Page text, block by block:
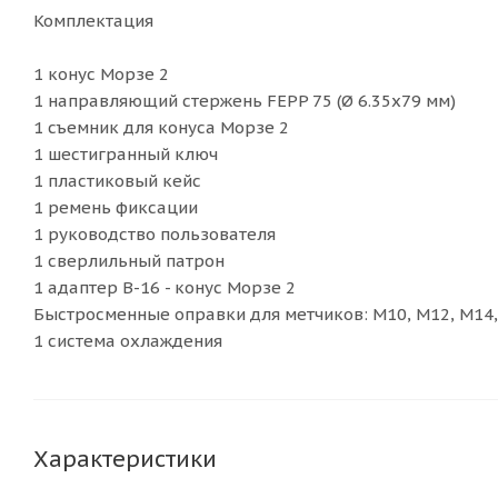
Комплектация
1 конус Морзе 2
1 направляющий стержень FEPP 75 (Ø 6.35x79 мм)
1 съемник для конуса Морзе 2
1 шестигранный ключ
1 пластиковый кейс
1 ремень фиксации
1 руководство пользователя
1 сверлильный патрон
1 адаптер В-16 - конус Морзе 2
Быстросменные оправки для метчиков: M10, M12,
1 система охлаждения
Характеристики